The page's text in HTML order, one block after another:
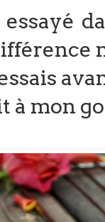
essayé
à mon